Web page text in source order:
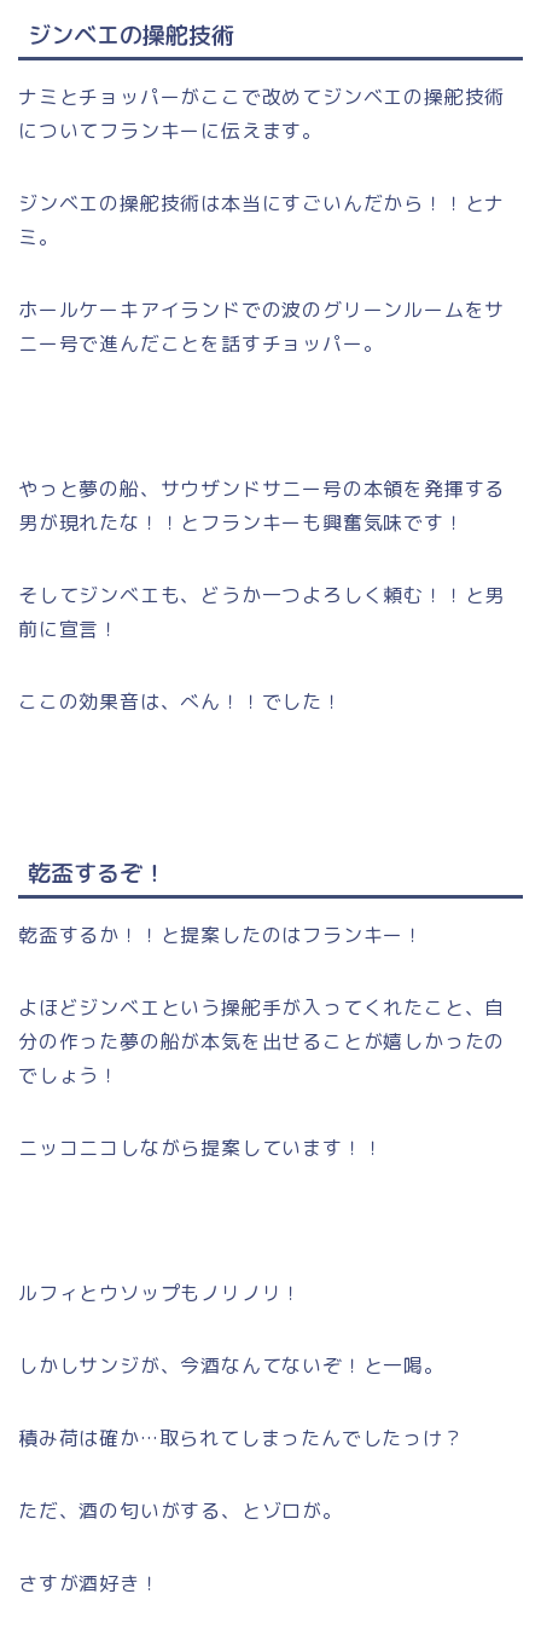
ジンベエの操舵技術
ナミとチョッパーがここで改めてジンベエの操舵技術
についてフランキーに伝えます。
ジンベエの操舵技術は本当にすごいんだから！！とナ
ミ。
ホールケーキアイランドでの波のグリーンルームをサ
ニー号で進んだことを話すチョッパー。
やっと夢の船、サウザンドサニー号の本領を発揮する
男が現れたな！！とフランキーも興奮気味です！
そしてジンベエも、どうか一つよろしく頼む！！と男
前に宣言！
ここの効果音は、べん！！でした！
乾盃するぞ！
乾盃するか！！と提案したのはフランキー！
よほどジンベエという操舵手が入ってくれたこと、自
分の作った夢の船が本気を出せることが嬉しかったの
でしょう！
ニッコニコしながら提案しています！！
ルフィとウソップもノリノリ！
しかしサンジが、今酒なんてないぞ！と一喝。
積み荷は確か…取られてしまったんでしたっけ？
ただ、酒の匂いがする、とゾロが。
さすが酒好き！